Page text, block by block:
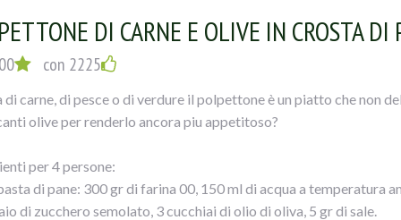
DI CARNE E OLIVE IN CROSTA DI
con 2225
di carne, di pesce o di verdure il polpettone è un piatto che non
olive per renderlo ancora piu appetitoso?
per 4 persone:
di pane: 300 gr di farina 00, 150 ml di acqua a temperatura
di zucchero semolato, 3 cucchiai di olio di oliva, 5 gr di sale.